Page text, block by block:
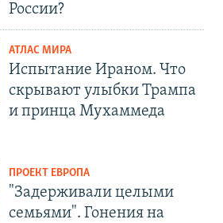
России?
АТЛАС МИРА
Испытание Ираном. Что
скрывают улыбки Трампа
и принца Мухаммеда
ПРОЕКТ ЕВРОПА
"Задерживали целыми
семьями". Гонения на